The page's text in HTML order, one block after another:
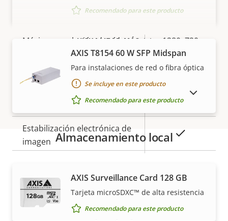
Descripción
propiedad
Valor de
la
propiedad
Máxima resolución de vídeo 1280x720
Máximo de imágenes por
segundo
50 / 60
Funcionamiento día/noche
Estabilización electrónica de
imagen
Objetivo
Descripción
Valor de
Longitud focal 4.3 - 129 mm
VISUALIZAR MÁS
Recomendado para este producto
AXIS T8154 60 W SFP Midspan
Para instalaciones de red o fibra óptica
Se incluye en este producto
Recomendado para este producto
Almacenamiento local
AXIS Surveillance Card 128 GB
Tarjeta microSDXC™ de alta resistencia
Recomendado para este producto
Garantía